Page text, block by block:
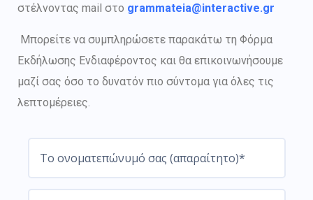
στέλνοντας mail στο grammateia@interactive.gr
Μπορείτε να συμπληρώσετε παρακάτω τη Φόρμα
Εκδήλωσης Ενδιαφέροντος και θα επικοινωνήσουμε
μαζί σας όσο το δυνατόν πιο σύντομα για όλες τις
λεπτομέρειες.